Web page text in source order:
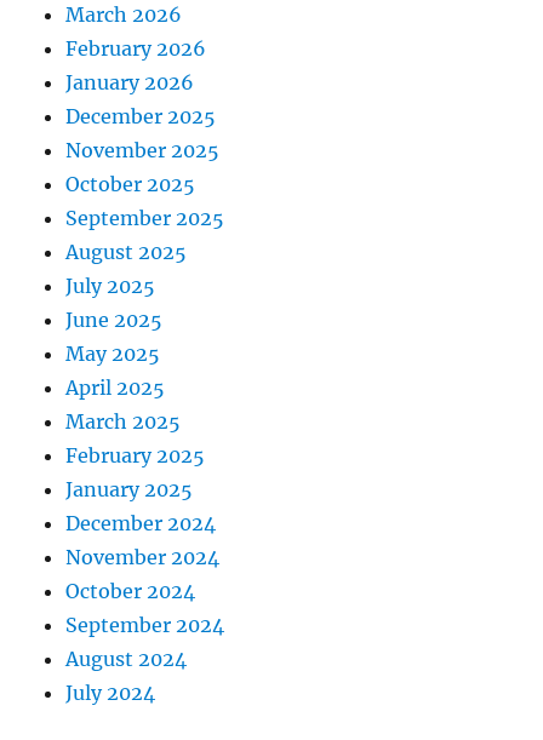
March 2026
February 2026
January 2026
December 2025
November 2025
October 2025
September 2025
August 2025
July 2025
June 2025
May 2025
April 2025
March 2025
February 2025
January 2025
December 2024
November 2024
October 2024
September 2024
August 2024
July 2024